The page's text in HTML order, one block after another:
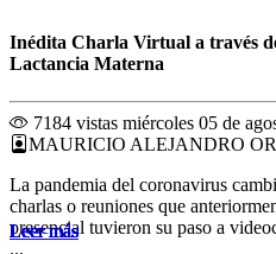
Leer más
Leer más
Leer más
Leer más
Leer más
Leer más
Leer más
Leer más
Leer más
Leer más
Inédita Charla Virtual a través
Lactancia Materna
7184 vistas miércoles 05 de
MAURICIO ALEJANDRO
La pandemia del coronavirus
charlas o reuniones que
presencial tuvieron su paso a
...
Leer más
Leer más